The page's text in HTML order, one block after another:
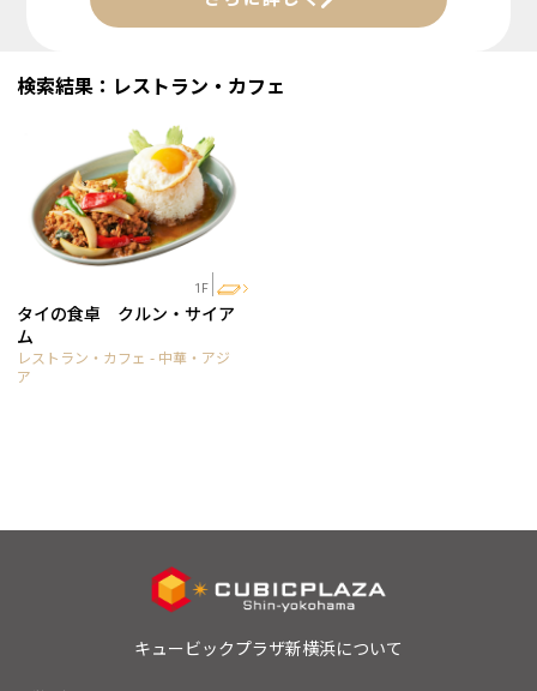
検索結果：レストラン・カフェ
1F
タイの食卓 クルン・サイア
ム
レストラン・カフェ - 中華・アジ
ア
キュービックプラザ新横浜について